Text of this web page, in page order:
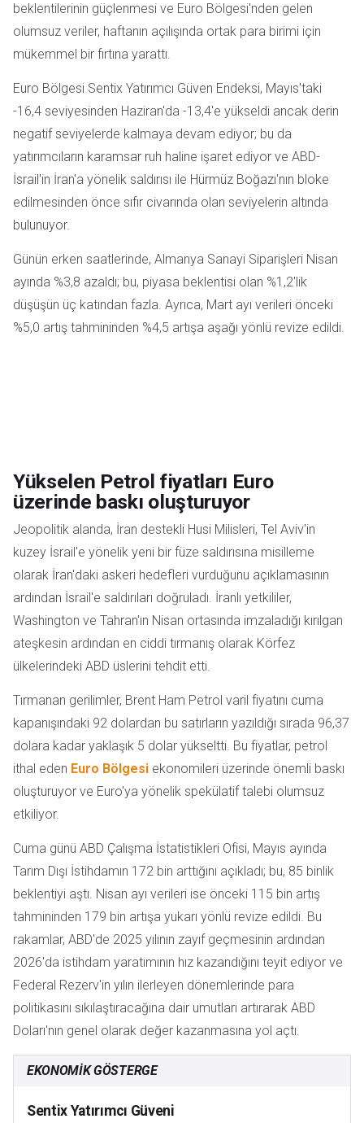
beklentilerinin güçlenmesi ve Euro Bölgesi'nden gelen
olumsuz veriler, haftanın açılışında ortak para birimi için
mükemmel bir fırtına yarattı.
Euro Bölgesi Sentix Yatırımcı Güven Endeksi, Mayıs'taki
-16,4 seviyesinden Haziran'da -13,4'e yükseldi ancak derin
negatif seviyelerde kalmaya devam ediyor; bu da
yatırımcıların karamsar ruh haline işaret ediyor ve ABD-
İsrail'in İran'a yönelik saldırısı ile Hürmüz Boğazı'nın bloke
edilmesinden önce sıfır civarında olan seviyelerin altında
bulunuyor.
Günün erken saatlerinde, Almanya Sanayi Siparişleri Nisan
ayında %3,8 azaldı; bu, piyasa beklentisi olan %1,2'lik
düşüşün üç katından fazla. Ayrıca, Mart ayı verileri önceki
%5,0 artış tahmininden %4,5 artışa aşağı yönlü revize edildi.
Yükselen Petrol fiyatları Euro
üzerinde baskı oluşturuyor
Jeopolitik alanda, İran destekli Husi Milisleri, Tel Aviv'in
kuzey İsrail'e yönelik yeni bir füze saldırısına misilleme
olarak İran'daki askeri hedefleri vurduğunu açıklamasının
ardından İsrail'e saldırıları doğruladı. İranlı yetkililer,
Washington ve Tahran'ın Nisan ortasında imzaladığı kırılgan
ateşkesin ardından en ciddi tırmanış olarak Körfez
ülkelerindeki ABD üslerini tehdit etti.
Tırmanan gerilimler, Brent Ham Petrol varil fiyatını cuma
kapanışındaki 92 dolardan bu satırların yazıldığı sırada 96,37
dolara kadar yaklaşık 5 dolar yükseltti. Bu fiyatlar, petrol
ithal eden Euro Bölgesi ekonomileri üzerinde önemli baskı
oluşturuyor ve Euro'ya yönelik spekülatif talebi olumsuz
etkiliyor.
Cuma günü ABD Çalışma İstatistikleri Ofisi, Mayıs ayında
Tarım Dışı İstihdamın 172 bin arttığını açıkladı; bu, 85 binlik
beklentiyi aştı. Nisan ayı verileri ise önceki 115 bin artış
tahmininden 179 bin artışa yukarı yönlü revize edildi. Bu
rakamlar, ABD'de 2025 yılının zayıf geçmesinin ardından
2026'da istihdam yaratımının hız kazandığını teyit ediyor ve
Federal Rezerv'in yılın ilerleyen dönemlerinde para
politikasını sıkılaştıracağına dair umutları artırarak ABD
Doları'nın genel olarak değer kazanmasına yol açtı.
EKONOMIK GÖSTERGE
Sentix Yatırımcı Güveni